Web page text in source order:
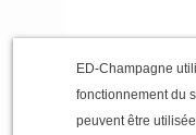
ED-Champagne
fonctionnement du
peuvent être